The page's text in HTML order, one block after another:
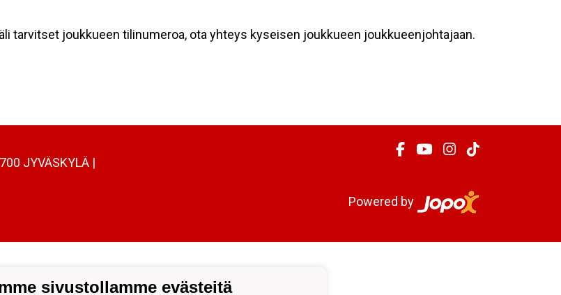
tarvitset joukkueen tilinumeroa, ota yhteys kyseisen joukkueen joukkueenjohtajaan.
JYVÄSKYLÄ |
Powered by
sivustollamme evästeitä